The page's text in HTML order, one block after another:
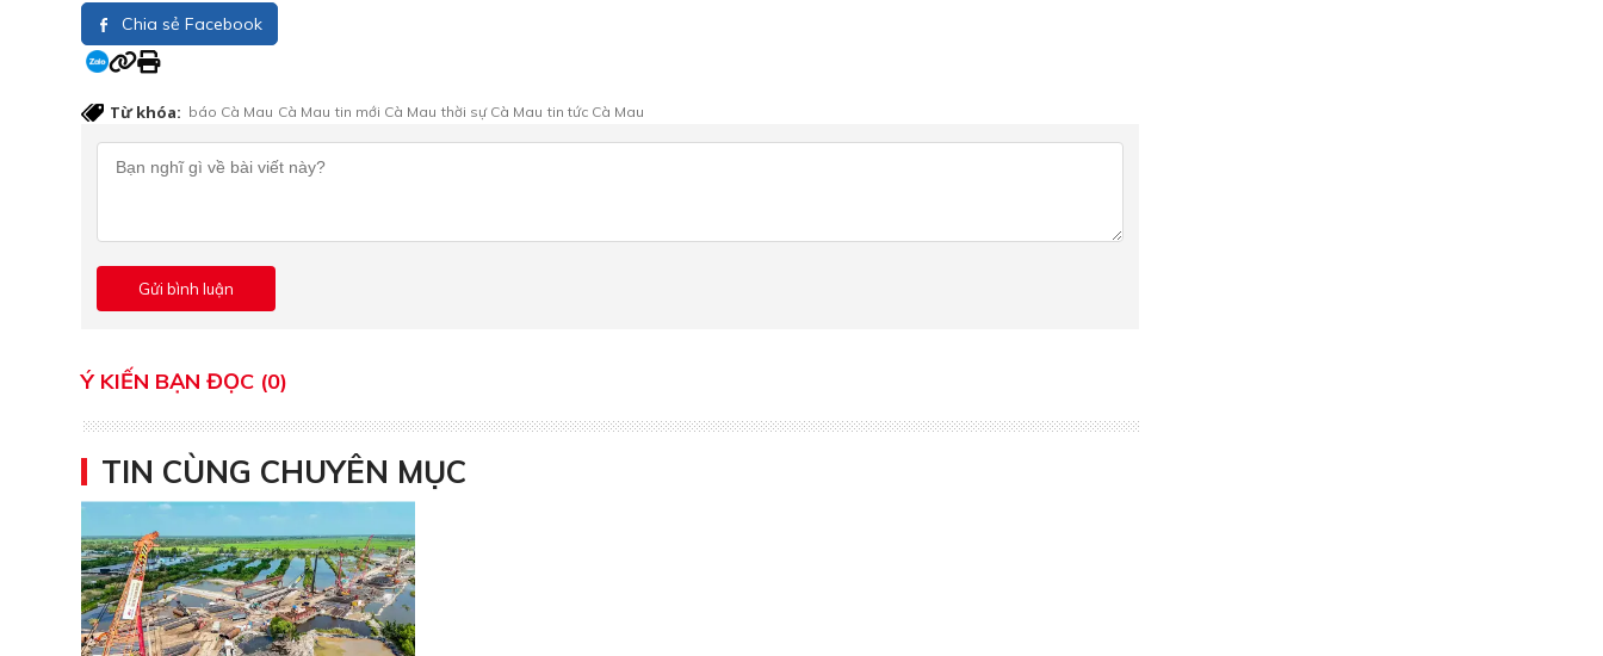
Chia sẻ Facebook
Từ khóa: báo Cà Mau Cà Mau tin mới Cà Mau thời sự Cà Mau tin tức Cà Mau
Ý KIẾN BẠN ĐỌC (0)
TIN CÙNG CHUYÊN MỤC